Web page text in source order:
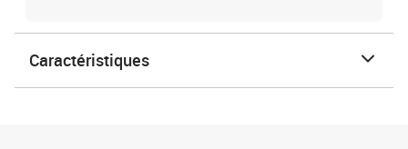
Caractéristiques